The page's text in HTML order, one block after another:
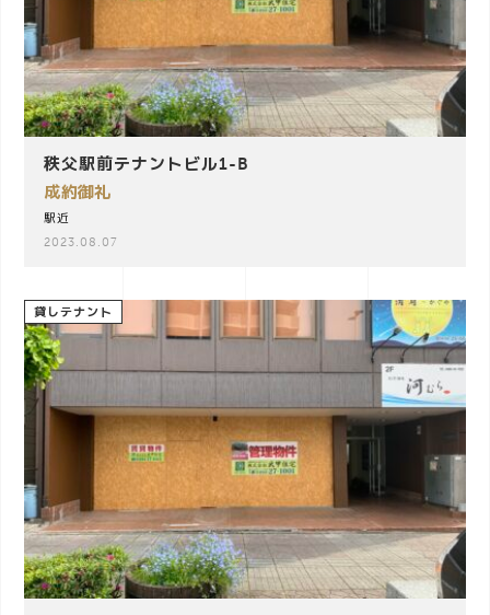
秩父駅前テナントビル1-B
成約御礼
駅近
2023.08.07
貸しテナント